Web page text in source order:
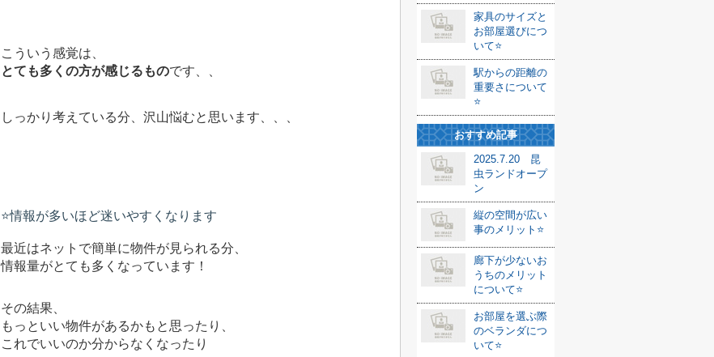
こういう感覚は、
とても多くの方が感じるものです、、
しっかり考えている分、沢山悩むと思います、、、
⭐️情報が多いほど迷いやすくなります
最近はネットで簡単に物件が見られる分、
情報量がとても多くなっています！
その結果、
もっといい物件があるかもと思ったり、
これでいいのか分からなくなったり
家具のサイズと
お部屋選びにつ
いて⭐️
駅からの距離の
重要さについて
⭐️
おすすめ記事
2025.7.20 昆
虫ランドオープ
ン
縦の空間が広い
事のメリット⭐️
廊下が少ないお
うちのメリット
について⭐️
お部屋を選ぶ際
のベランダにつ
いて⭐️